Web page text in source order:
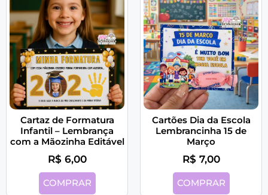
Cartaz de Formatura
Infantil – Lembrança
com a Mãozinha Editável
R$ 6,00
COMPRAR
Cartões Dia da Escola
Lembrancinha 15 de
Março
R$ 7,00
COMPRAR